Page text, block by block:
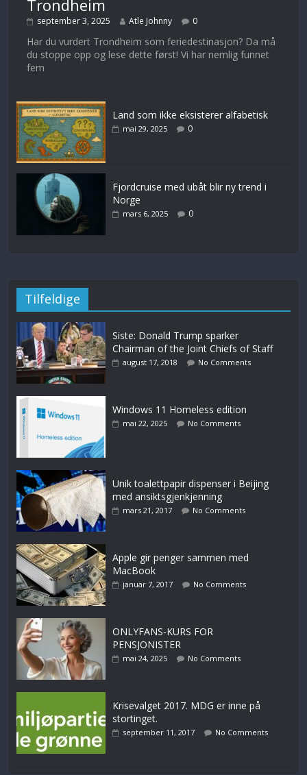
Trondheim
september 3, 2025 Atle Johnny 0
Har du vurdert Trondheim som feriedestinasjon? Da må
du stoppe opp og lese dette først! Vi har nemlig funnet
fem
Land som ikke eksisterer alfabetisk
mai 29, 2025 0
Fjordcruise med ubåt blir ny trend i
Norge
mars 6, 2025 0
Tilfeldige
Siste: Donald Trump sparker
Chairman of the Joint Chiefs of Staff
august 17, 2018 No Comments
Windows 11 Homeless edition
mai 22, 2025 No Comments
Unik toalettpapir dispenser i Beijing
med ansiktsgjenkjenning
mars 21, 2017 No Comments
Apple gir penger sammen med
MacBook
januar 7, 2017 No Comments
ONLYFANS-KURS FOR
PENSJONISTER
mai 24, 2025 No Comments
Krisevalget 2017. MDG er inne på
stortinget.
september 11, 2017 No Comments